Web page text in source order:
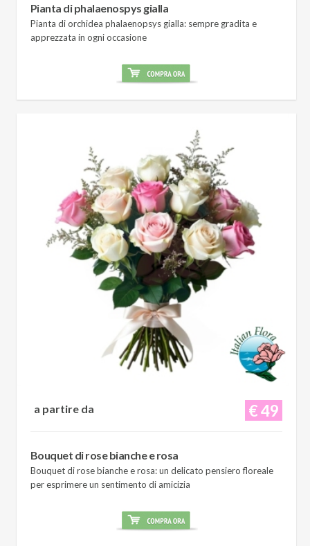
Pianta di phalaenospys gialla
Pianta di orchidea phalaenopsys gialla: sempre gradita e
apprezzata in ogni occasione
€ 49
a partire da
Bouquet di rose bianche e rosa
Bouquet di rose bianche e rosa: un delicato pensiero floreale
per esprimere un sentimento di amicizia